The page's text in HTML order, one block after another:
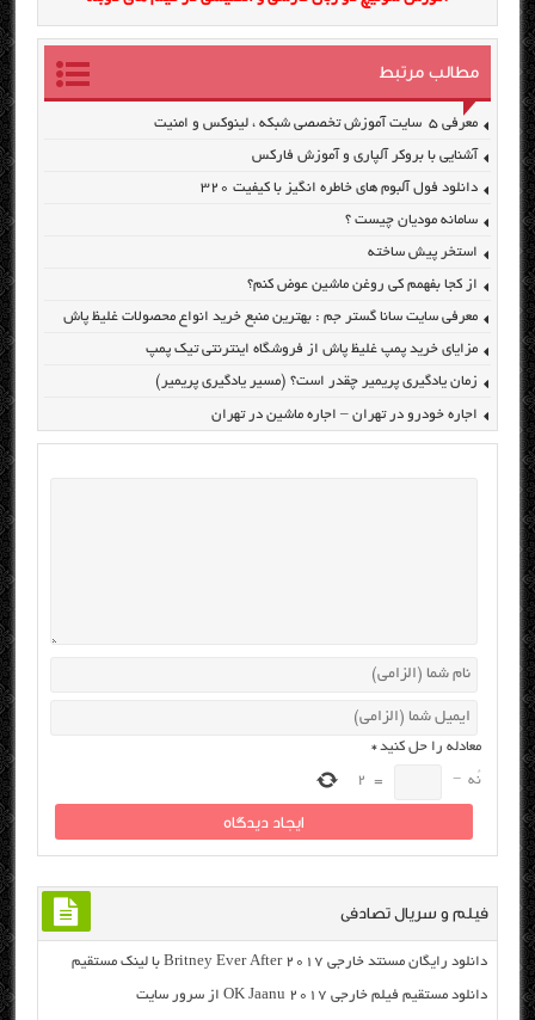
مطالب مرتبط
معرفی ۵ سایت آموزش تخصصی شبکه ، لینوکس و امنیت
آشنایی با بروکر آلپاری و آموزش فارکس
دانلود فول آلبوم های خاطره انگیز با کیفیت ۳۲۰
سامانه مودیان چیست ؟
استخر پیش ساخته
از کجا بفهمم کی روغن ماشین عوض کنم؟
معرفی سایت سانا گستر جم : بهترین منبع خرید انواع محصولات غلیظ پاش
مزایای خرید پمپ غلیظ پاش از فروشگاه اینترنتی تیک پمپ
زمان یادگیری پریمیر چقدر است؟ (مسیر یادگیری پریمیر)
اجاره خودرو در تهران – اجاره ماشین در تهران
معادله را حل کنید*
نُه −
=
2
فیلم و سریال تصادفی
دانلود رایگان مسنتد خارجی Britney Ever After 2017 با لینک مستقیم
دانلود مستقیم فیلم خارجی OK Jaanu 2017 از سرور سایت